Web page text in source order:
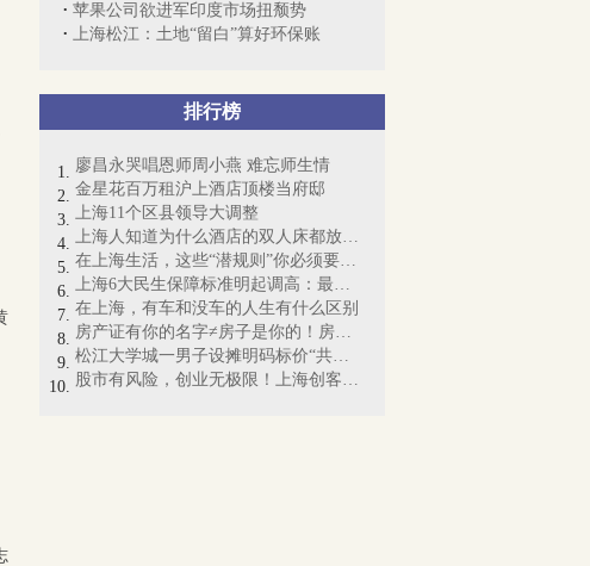
苹果公司欲进军印度市场扭颓势
上海松江：土地“留白”算好环保账
排行榜
廖昌永哭唱恩师周小燕 难忘师生情
金星花百万租沪上酒店顶楼当府邸
上海11个区县领导大调整
上海人知道为什么酒店的双人床都放4个枕...
在上海生活，这些“潜规则”你必须要懂！
上海6大民生保障标准明起调高：最低工资...
在上海，有车和没车的人生有什么区别
房产证有你的名字≠房子是你的！房产证即...
松江大学城一男子设摊明码标价“共享女友...
股市有风险，创业无极限！上海创客梦想起航